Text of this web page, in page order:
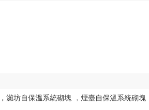
， 濰坊自保溫系統砌塊 ， 煙臺自保溫系統砌塊